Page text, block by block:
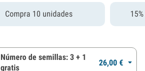
Compra 10 unidades
Número de semillas: 3 + 1
gratis
26,00 €